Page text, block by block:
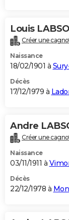
Louis
Créer une
Naissance
18/02/1901 à
Décès
17/12/1979 à
Andre
Créer une
Naissance
03/11/1911 à
Décès
22/12/1978 à